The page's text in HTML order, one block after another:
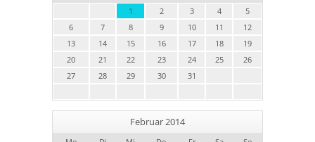
1
2 3 4
5
6
7 8 9 10 11
12
13
14 15 16 17 18
19
20
21 22 23 24 25
26
27
28 29 30 31
Februar 2014